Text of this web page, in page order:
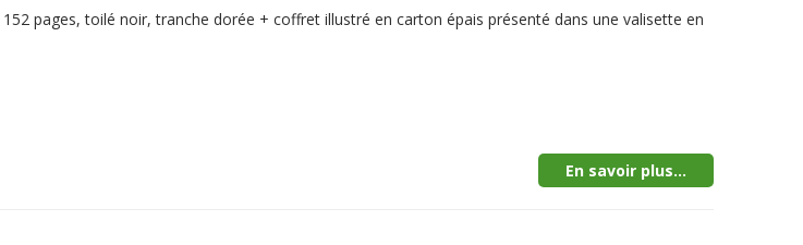
pages, toilé noir, tranche dorée + coffret illustré en carton épais présenté dans une valisette en
En savoir plus...